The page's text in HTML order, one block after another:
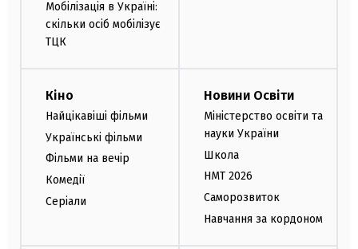
Мобілізація в Україні:
скільки осіб мобілізує
ТЦК
Кіно
Найцікавіші фільми
Українські фільми
Фільми на вечір
Комедії
Серіали
Новини Освіти
Міністерство освіти та
науки України
Школа
НМТ 2026
Саморозвиток
Навчання за кордоном